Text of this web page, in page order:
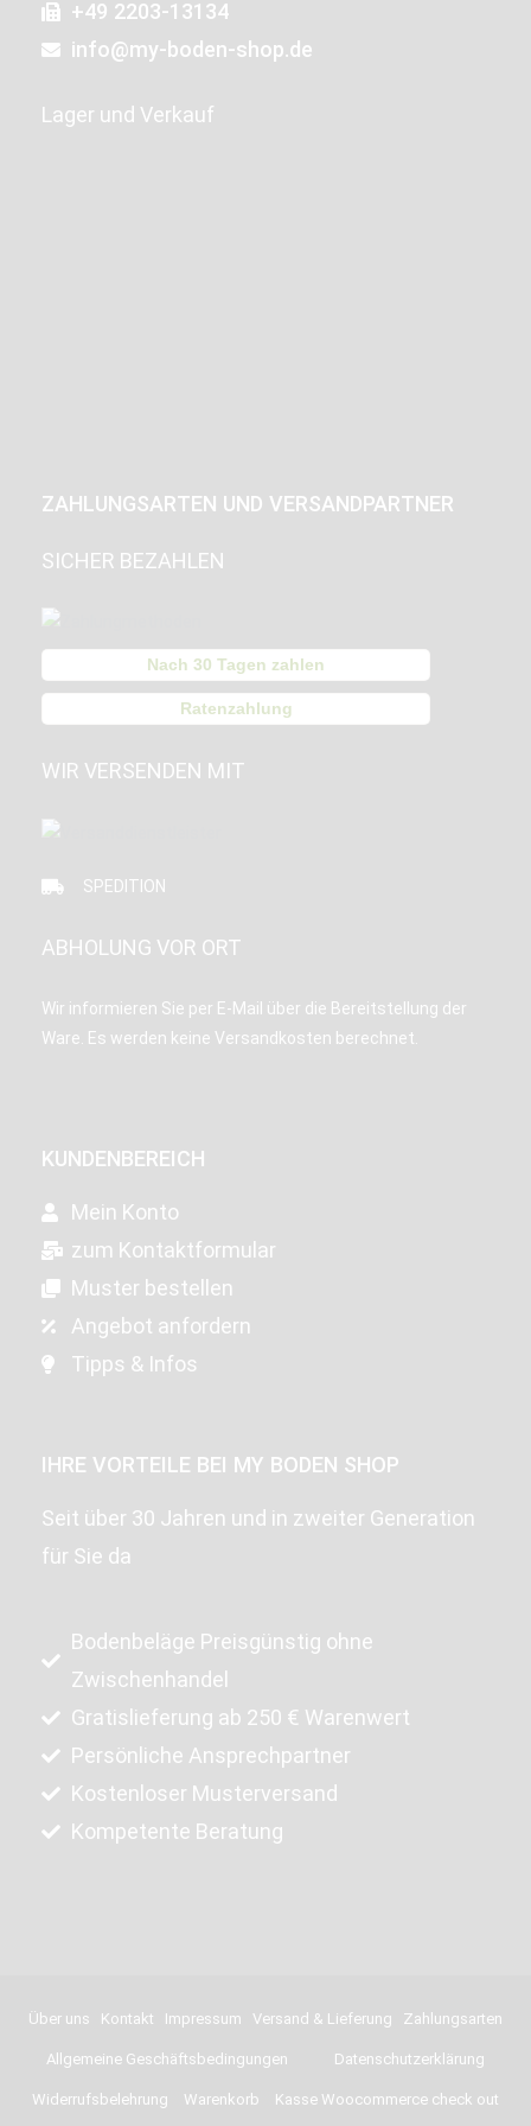
+49 2203-13134
info@my-boden-shop.de
Lager und Verkauf
ZAHLUNGSARTEN UND VERSANDPARTNER
SICHER BEZAHLEN
Nach 30 Tagen zahlen
Ratenzahlung
WIR VERSENDEN MIT
SPEDITION
ABHOLUNG VOR ORT
Wir informieren Sie per E-Mail über die Bereitstellung der
Ware. Es werden keine Versandkosten berechnet.
KUNDENBEREICH
Mein Konto
zum Kontaktformular
Muster bestellen
Angebot anfordern
Tipps & Infos
IHRE VORTEILE BEI MY BODEN SHOP
Seit über 30 Jahren und in zweiter Generation
für Sie da
Bodenbeläge Preisgünstig ohne
Zwischenhandel
Gratislieferung ab 250 € Warenwert
Persönliche Ansprechpartner
Kostenloser Musterversand
Kompetente Beratung
Über uns Kontakt Impressum Versand & Lieferung Zahlungsarten
Allgemeine Geschäftsbedingungen Datenschutzerklärung
Widerrufsbelehrung Warenkorb Kasse Woocommerce check out